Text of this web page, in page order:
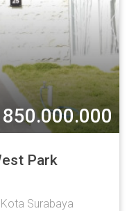
850.000.000
Park
Surabaya